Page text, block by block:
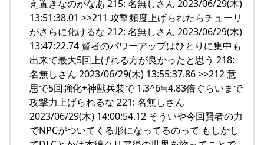
え置きなのがなあ 215: 名無しさん 2023/06/29(木)
13:51:38.01 >>211 攻撃頻度上げられたらチューリ
がさらに化けるな 212: 名無しさん 2023/06/29(木)
13:47:22.74 賢者のパワーアップはひとりに集中も
出来て最大5回上げれる方が良かったと思う 218:
名無しさん 2023/06/29(木) 13:55:37.86 >>212 意
思で5回強化+神獣兵装で 1.3^6≒4.83倍ぐらいまで
攻撃力上げられるな 221: 名無しさん
2023/06/29(木) 14:00:54.12 そういや今回賢者の力
でNPCがついてくる形になってるのって もしかし